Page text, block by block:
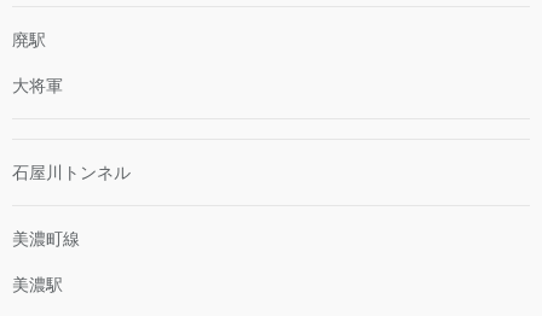
廃駅
大将軍
石屋川トンネル
美濃町線
美濃駅